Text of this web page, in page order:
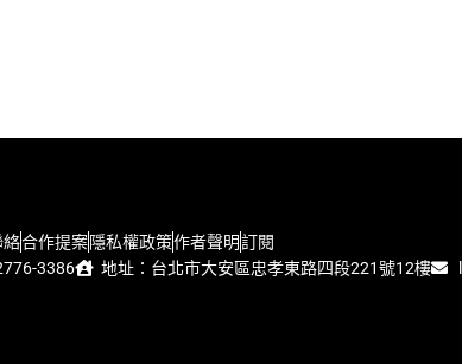
絡合作提案隱私權政策作者聲明訂閱
3386
地址：台北市大安區忠孝東路四段221號12樓